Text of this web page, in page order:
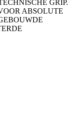
GRIP.
ABSOLUTE